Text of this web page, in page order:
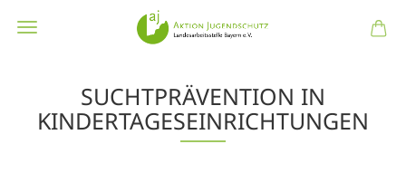
SUCHTPRÄVENTION IN
KINDERTAGESEINRICHTUNGEN